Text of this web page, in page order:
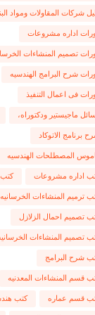
شركات المقاولات ومواد
اداره مشروعات
تصميم المنشاءات
شرح البرامج الهندسيه
فى اعمال التنفيذ
ماجيستير ودكتوراه،
برنامج الاتوكاد
المصطلحات الهندسيه
اداره مشروعات كتب
ترميم المنشاءات الخرسانيه
تصميم احمال الزلازل
تصميم المنشاءات
شرح البرامج
قسم المنشاءات المعدنيه
قسم عماره كتب